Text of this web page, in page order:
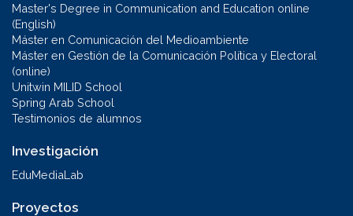
Master's Degree in Communication and Education online
(English)
Máster en Comunicación del Medioambiente
Máster en Gestión de la Comunicación Política y Electoral
(online)
Unitwin MILID School
Spring Arab School
Testimonios de alumnos
Investigación
EduMediaLab
Proyectos